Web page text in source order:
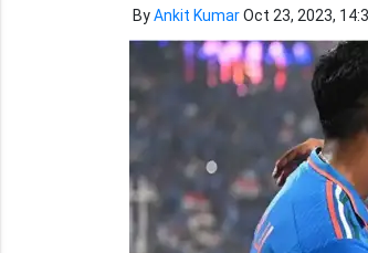
ByAnkit KumarOct 23, 2023,